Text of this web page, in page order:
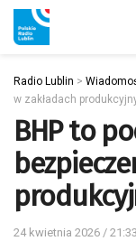
Radio Lublin >
w zakładach
BHP to
24 kwietnia 2026 / 21:33